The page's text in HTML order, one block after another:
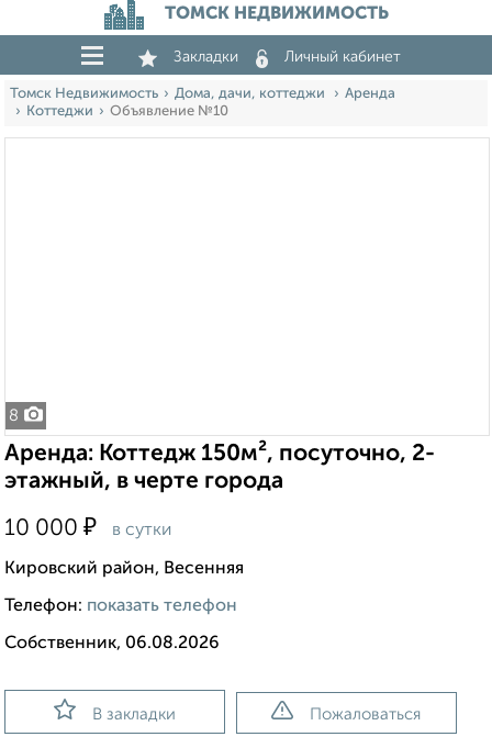
ТОМСК НЕДВИЖИМОСТЬ
Закладки Личный кабинет
Томск Недвижимость Дома, дачи, коттеджи
Аренда
Коттеджи
Объявление №10
8
Аренда: Коттедж 150м², посуточно, 2-
этажный, в черте города
10 000 ₽ в сутки
Кировский район, Весенняя
Телефон: показать телефон
Собственник, 06.08.2026
В закладки Пожаловаться